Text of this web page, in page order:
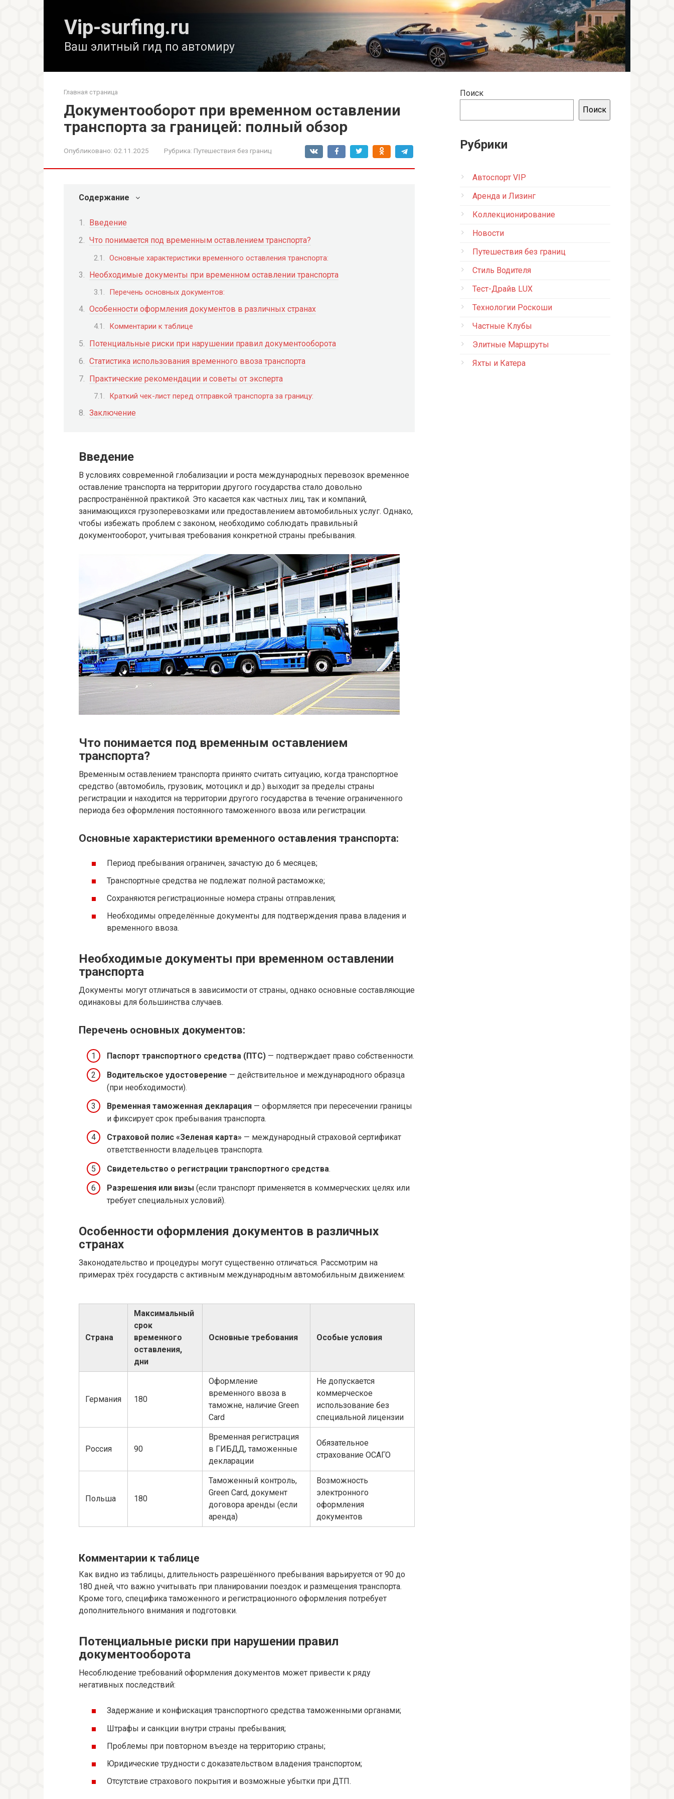
Vip-surfing.ru
Ваш элитный гид по автомиру
Главная страница
Документооборот при временном оставлении
транспорта за границей: полный обзор
Опубликовано: 02.11.2025 Рубрика: Путешествия без границ
Содержание
Введение
Что понимается под временным оставлением транспорта?
Основные характеристики временного оставления транспорта:
Необходимые документы при временном оставлении транспорта
Перечень основных документов:
Особенности оформления документов в различных странах
Комментарии к таблице
Потенциальные риски при нарушении правил документооборота
Статистика использования временного ввоза транспорта
Практические рекомендации и советы от эксперта
Краткий чек-лист перед отправкой транспорта за границу:
Заключение
Введение
В условиях современной глобализации и роста международных перевозок временное
оставление транспорта на территории другого государства стало довольно
распространённой практикой. Это касается как частных лиц, так и компаний,
занимающихся грузоперевозками или предоставлением автомобильных услуг. Однако,
чтобы избежать проблем с законом, необходимо соблюдать правильный
документооборот, учитывая требования конкретной страны пребывания.
Что понимается под временным оставлением
транспорта?
Временным оставлением транспорта принято считать ситуацию, когда транспортное
средство (автомобиль, грузовик, мотоцикл и др.) выходит за пределы страны
регистрации и находится на территории другого государства в течение ограниченного
периода без оформления постоянного таможенного ввоза или регистрации.
Основные характеристики временного оставления транспорта:
Период пребывания ограничен, зачастую до 6 месяцев;
Транспортные средства не подлежат полной растаможке;
Сохраняются регистрационные номера страны отправления;
Необходимы определённые документы для подтверждения права владения и
временного ввоза.
Необходимые документы при временном оставлении
транспорта
Документы могут отличаться в зависимости от страны, однако основные составляющие
одинаковы для большинства случаев.
Перечень основных документов:
Паспорт транспортного средства (ПТС) — подтверждает право собственности.
Водительское удостоверение — действительное и международного образца
(при необходимости).
Временная таможенная декларация — оформляется при пересечении границы
и фиксирует срок пребывания транспорта.
Страховой полис «Зеленая карта» — международный страховой сертификат
ответственности владельцев транспорта.
Свидетельство о регистрации транспортного средства.
Разрешения или визы (если транспорт применяется в коммерческих целях или
требует специальных условий).
Особенности оформления документов в различных
странах
Законодательство и процедуры могут существенно отличаться. Рассмотрим на
примерах трёх государств с активным международным автомобильным движением:
Страна
Максимальный
срок
временного
оставления,
дни
Основные требования Особые условия
Германия 180
Оформление
временного ввоза в
таможне, наличие Green
Card
Не допускается
коммерческое
использование без
специальной лицензии
Россия 90
Временная регистрация
в ГИБДД, таможенные
декларации
Обязательное
страхование ОСАГО
Польша 180
Таможенный контроль,
Green Card, документ
договора аренды (если
аренда)
Возможность
электронного
оформления
документов
Комментарии к таблице
Как видно из таблицы, длительность разрешённого пребывания варьируется от 90 до
180 дней, что важно учитывать при планировании поездок и размещения транспорта.
Кроме того, специфика таможенного и регистрационного оформления потребует
дополнительного внимания и подготовки.
Потенциальные риски при нарушении правил
документооборота
Несоблюдение требований оформления документов может привести к ряду
негативных последствий:
Задержание и конфискация транспортного средства таможенными органами;
Штрафы и санкции внутри страны пребывания;
Проблемы при повторном въезде на территорию страны;
Юридические трудности с доказательством владения транспортом;
Отсутствие страхового покрытия и возможные убытки при ДТП.
Поиск
Поиск
Рубрики
Автоспорт VIP
Аренда и Лизинг
Коллекционирование
Новости
Путешествия без границ
Стиль Водителя
Тест-Драйв LUX
Технологии Роскоши
Частные Клубы
Элитные Маршруты
Яхты и Катера